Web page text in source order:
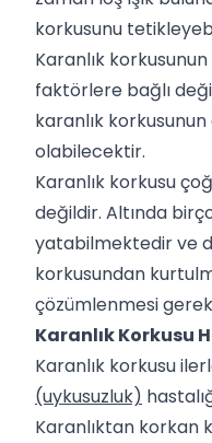
korkusunu
Karanlık
faktörlere bağlı
karanlık
olabilecektir.
Karanlık korkusu
değildir. Altında
yatabilmektedir ve
korkusundan
çözümlenmesi
Karanlık Korkusu
Karanlık korkusu
(uykusuzluk)
Karanlıktan korkan